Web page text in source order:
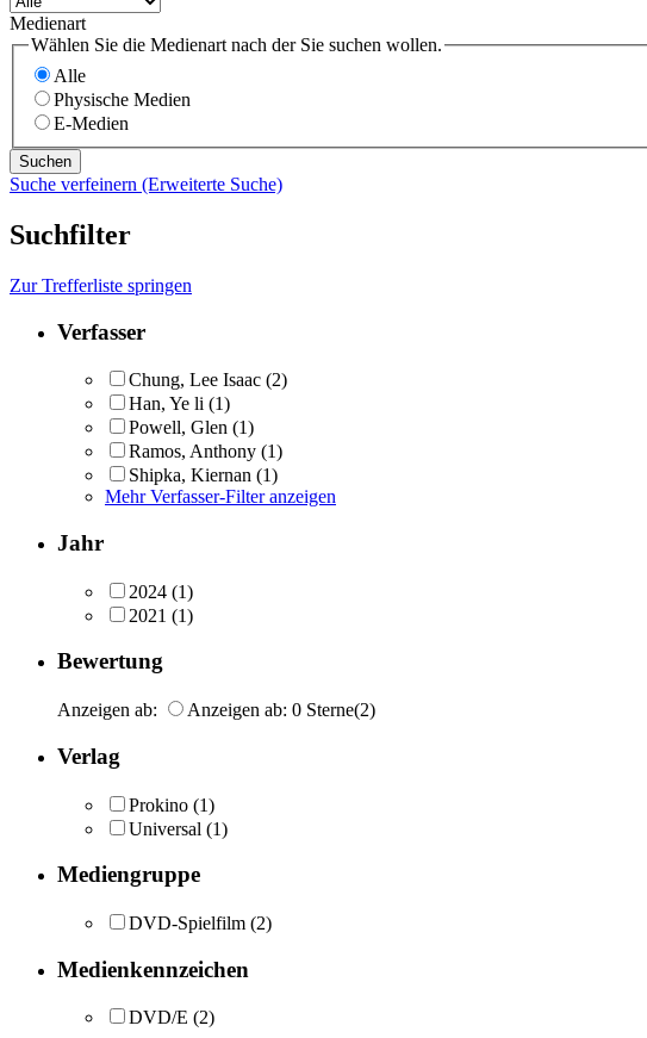
Medienart
Wählen Sie die Medienart nach der Sie suchen wollen.
Alle
Physische Medien
E-Medien
Suche verfeinern (Erweiterte Suche)
Suchfilter
Zur Trefferliste springen
Verfasser
Chung, Lee Isaac (2)
Han, Ye li (1)
Powell, Glen (1)
Ramos, Anthony (1)
Shipka, Kiernan (1)
Mehr Verfasser-Filter anzeigen
Jahr
2024 (1)
2021 (1)
Bewertung
Anzeigen ab: Anzeigen ab: 0 Sterne(2)
Verlag
Prokino (1)
Universal (1)
Mediengruppe
DVD-Spielfilm (2)
Medienkennzeichen
DVD/E (2)